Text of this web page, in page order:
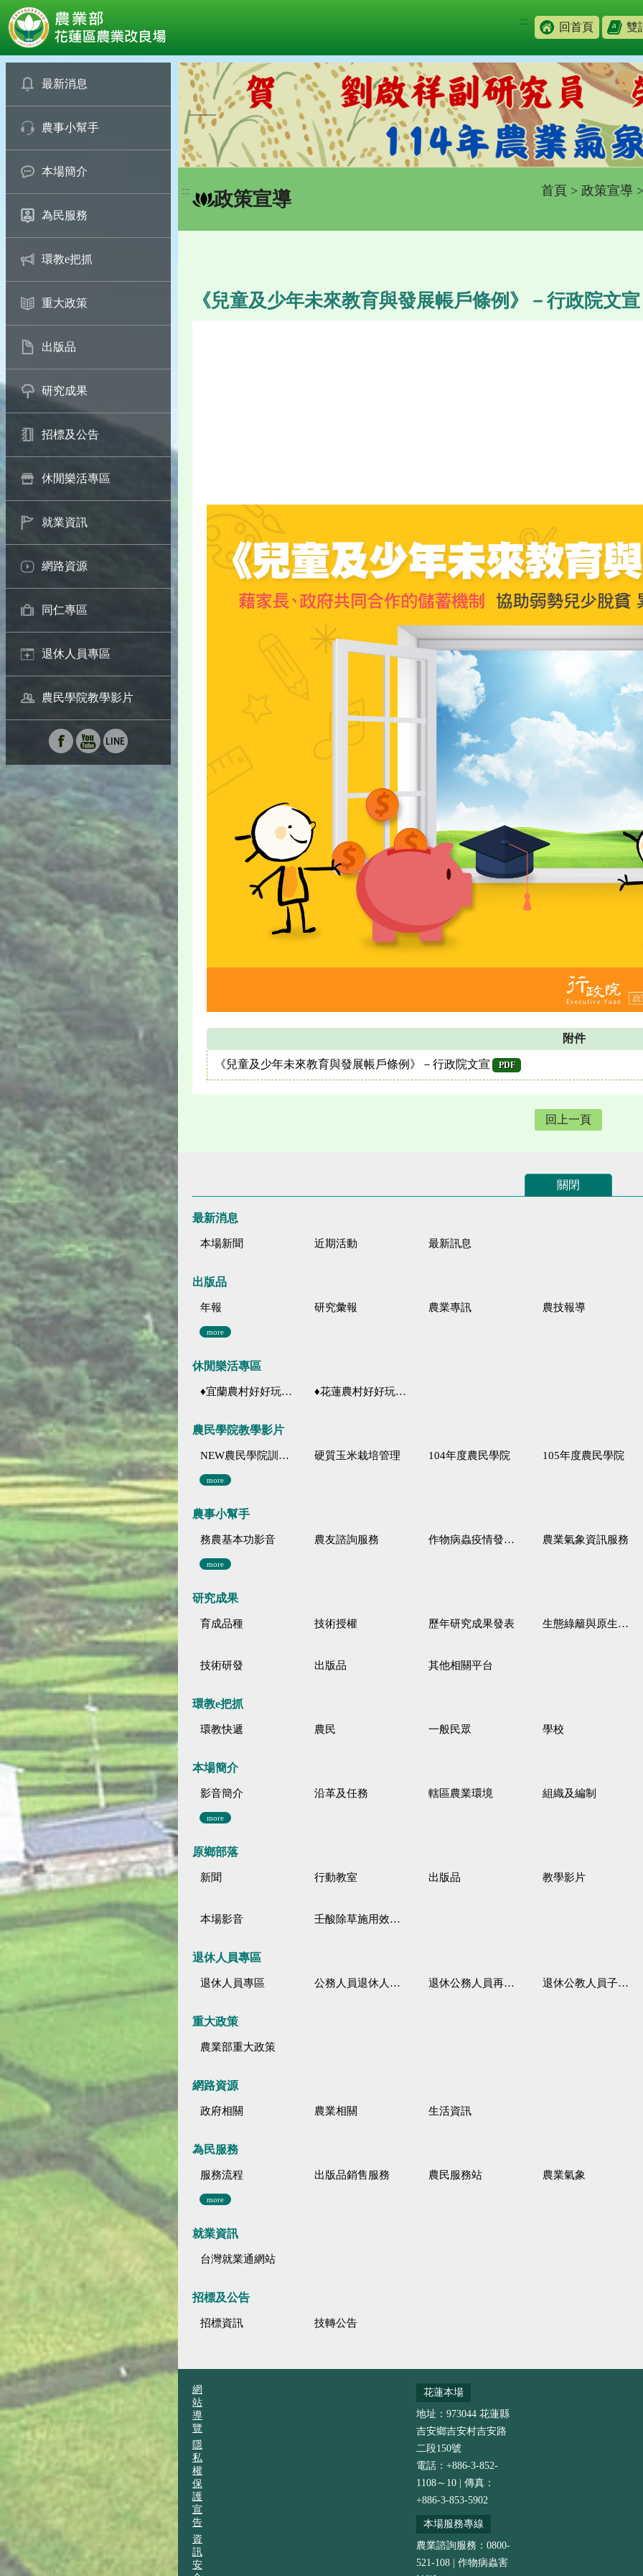
::: 回首頁 雙
最新消息
農事小幫手
本場簡介
為民服務
環教e把抓
重大政策
出版品
研究成果
招標及公告
休閒樂活專區
就業資訊
網路資源
同仁專區
退休人員專區
農民學院教學影片
::: 政策宣導 首頁 > 政策宣導
《兒童及少年未來教育與發展帳戶條例》－行政院文宣
附件
《兒童及少年未來教育與發展帳戶條例》－行政院文宣 PDF
回上一頁
關閉
最新消息
本場新聞 近期活動 最新訊息
出版品
年報 研究彙報 農業專訊 農技報導
more
休閒樂活專區
♦宜蘭農村好好玩 ♦「農、藝、山、水」四條遊程推薦 ♦花蓮農村好好玩♦「原、生、慢、活」四條遊程推薦
農民學院教學影片
NEW農民學院訓練影音分類 硬質玉米栽培管理 104年度農民學院 105年度農民學院
more
農事小幫手
務農基本功影音 農友諮詢服務 作物病蟲疫情發生預測 農業氣象資訊服務
more
研究成果
育成品種 技術授權 歷年研究成果發表 生態綠籬與原生野花植生毯
技術研發 出版品 其他相關平台
環教e把抓
環教快遞 農民 一般民眾 學校
本場簡介
影音簡介 沿革及任務 轄區農業環境 組織及編制
more
原鄉部落
新聞 行動教室 出版品 教學影片
本場影音 壬酸除草施用效果觀察
退休人員專區
退休人員專區 公務人員退休人員法施行細則 退休公務人員再任職務 退休公教人員子女教育補助規定
重大政策
農業部重大政策
網路資源
政府相關 農業相關 生活資訊
為民服務
服務流程 出版品銷售服務 農民服務站 農業氣象
more
就業資訊
台灣就業通網站
招標及公告
招標資訊 技轉公告
網
站
導
覽
隱
私
權
保
護
宣
告
資
訊
安
花蓮本場
地址：973044 花蓮縣
吉安鄉吉安村吉安路
二段150號
電話：+886-3-852-
1108～10 | 傳真：
+886-3-853-5902
本場服務專線
農業諮詢服務：0800-
521-108 | 作物病蟲害